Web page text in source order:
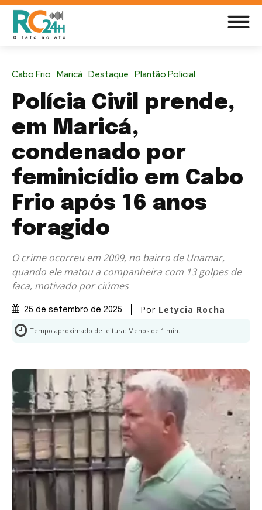
Cabo Frio Maricá Destaque Plantão Policial
Polícia Civil prende,
em Maricá,
condenado por
feminicídio em Cabo
Frio após 16 anos
foragido
O crime ocorreu em 2009, no bairro de Unamar,
quando ele matou a companheira com 13 golpes de
faca, motivado por ciúmes
25 de setembro de 2025 Por Letycia Rocha
Tempo aproximado de leitura: Menos de 1 min.